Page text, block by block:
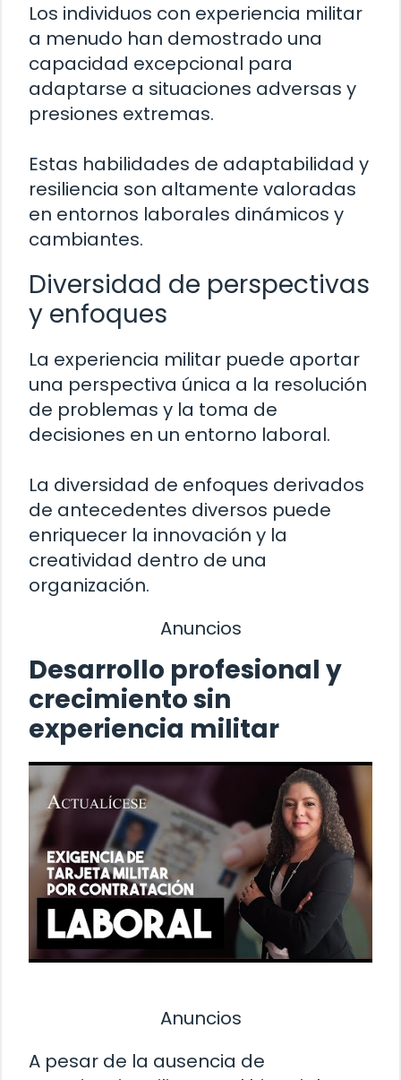
Los individuos con experiencia militar
a menudo han demostrado una
capacidad excepcional para
adaptarse a situaciones adversas y
presiones extremas.
Estas habilidades de adaptabilidad y
resiliencia son altamente valoradas
en entornos laborales dinámicos y
cambiantes.
Diversidad de perspectivas
y enfoques
La experiencia militar puede aportar
una perspectiva única a la resolución
de problemas y la toma de
decisiones en un entorno laboral.
La diversidad de enfoques derivados
de antecedentes diversos puede
enriquecer la innovación y la
creatividad dentro de una
organización.
Anuncios
Desarrollo profesional y
crecimiento sin
experiencia militar
Anuncios
A pesar de la ausencia de